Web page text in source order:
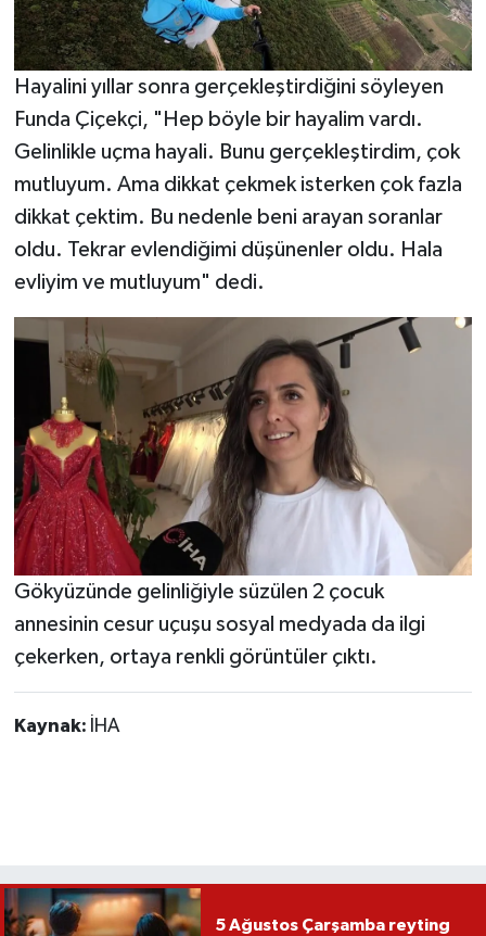
Hayalini yıllar sonra gerçekleştirdiğini söyleyen
Funda Çiçekçi, "Hep böyle bir hayalim vardı.
Gelinlikle uçma hayali. Bunu gerçekleştirdim, çok
mutluyum. Ama dikkat çekmek isterken çok fazla
dikkat çektim. Bu nedenle beni arayan soranlar
oldu. Tekrar evlendiğimi düşünenler oldu. Hala
evliyim ve mutluyum" dedi.
Gökyüzünde gelinliğiyle süzülen 2 çocuk
annesinin cesur uçuşu sosyal medyada da ilgi
çekerken, ortaya renkli görüntüler çıktı.
Kaynak: İHA
5 Ağustos Çarşamba reyting